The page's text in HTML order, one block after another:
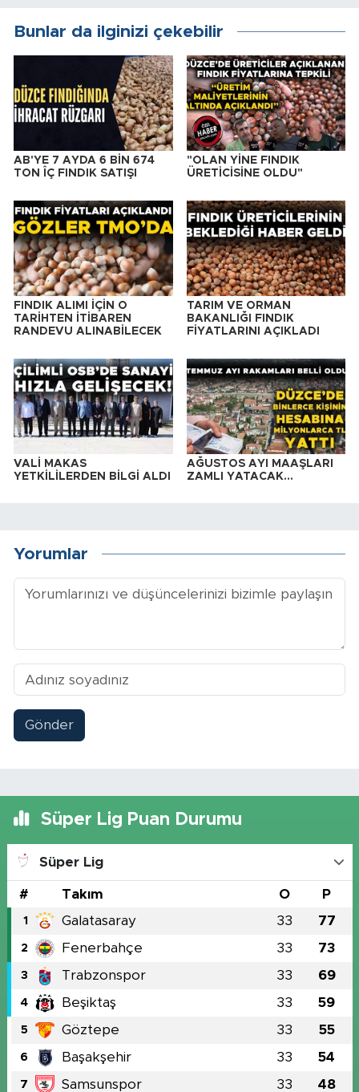
Bunlar da ilginizi çekebilir
AB'YE 7 AYDA 6 BİN 674
TON ÎÇ FINDIK SATIŞI
"OLAN YİNE FINDIK
ÜRETİCİSİNE OLDU"
FINDIK ALIMI İÇİN O
TARİHTEN İTİBAREN
RANDEVU ALINABİLECEK
TARIM VE ORMAN
BAKANLIĞI FINDIK
FİYATLARINI AÇIKLADI
VALİ MAKAS
YETKİLİLERDEN BİLGİ ALDI
AĞUSTOS AYI MAAŞLARI
ZAMLI YATACAK…
Yorumlar
Gönder
Süper Lig Puan Durumu
Süper Lig
# Takım O P
1 Galatasaray 33 77
2 Fenerbahçe 33 73
3 Trabzonspor 33 69
4 Beşiktaş 33 59
5 Göztepe 33 55
6 Başakşehir 33 54
7 Samsunspor 33 48